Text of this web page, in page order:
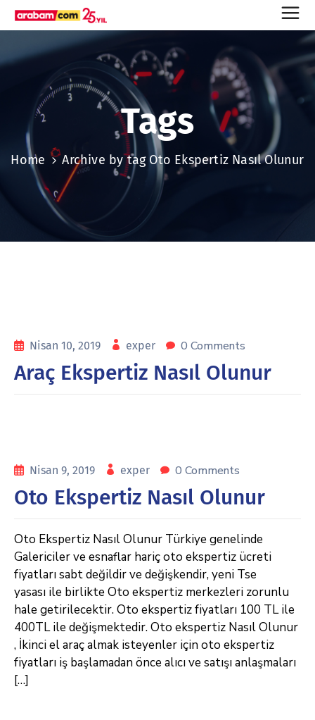
Tags
Home Archive by tag Oto Ekspertiz Nasıl Olunur
Nisan 10, 2019 exper 0 Comments
Araç Ekspertiz Nasıl Olunur
Nisan 9, 2019 exper 0 Comments
Oto Ekspertiz Nasıl Olunur
Oto Ekspertiz Nasıl Olunur Türkiye genelinde
Galericiler ve esnaflar hariç oto ekspertiz ücreti
fiyatları sabt değildir ve değişkendir, yeni Tse
yasası ile birlikte Oto ekspertiz merkezleri zorunlu
hale getirilecektir. Oto ekspertiz fiyatları 100 TL ile
400TL ile değişmektedir. Oto ekspertiz Nasıl Olunur
, İkinci el araç almak isteyenler için oto ekspertiz
fiyatları iş başlamadan önce alıcı ve satışı anlaşmaları
[…]